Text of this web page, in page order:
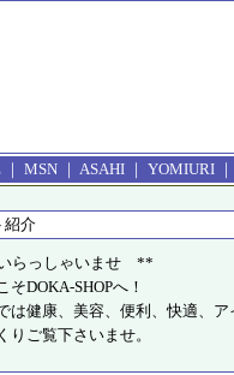
｜ MSN ｜ ASAHI ｜ YOMIURI ｜
紹介
っしゃいませ **
そDOKA-SHOPへ！
は健康、美容、便利、快適、ア
りご覧下さいませ。